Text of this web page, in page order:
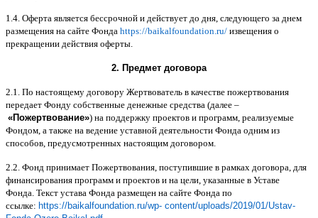
1.4. Оферта является бессрочной и действует до дня следующего за днем
размещения на сайте Фонда https://baikalfoundation.ru/ извещения о
прекращении действия оферты
2. Предмет договора
2.1. По настоящему договору Жертвователь в качестве пожертвования
передает Фонду собственные денежные средства (далее –
«Пожертвование») на поддержку проектов и программ реализуемые
Фондом а также на ведение уставной деятельности Фонда одним из
способов предусмотренных настоящим договором
2.2. Фонд принимает Пожертвования поступившие в рамках договора для
финансирования программ и проектов и на цели указанные в Уставе
Фонда Текст устава Фонда размещен на сайте Фонда по
ссылке: https://baikalfoundation.ru/wp- content/uploads/2019/01/Ustav-